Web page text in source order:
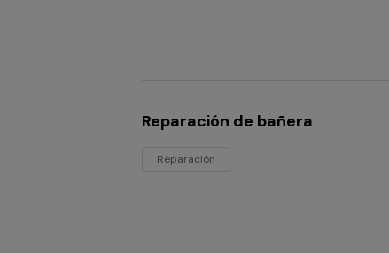
Reparación de bañera
Reparación